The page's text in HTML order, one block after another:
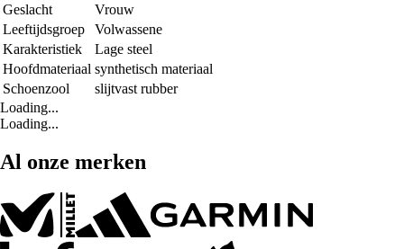
Geslacht
Vrouw
Leeftijdsgroep
Volwassene
Karakteristiek
Lage steel
Hoofdmateriaal synthetisch materiaal
Schoenzool
slijtvast rubber
Loading...
Loading...
Al onze merken